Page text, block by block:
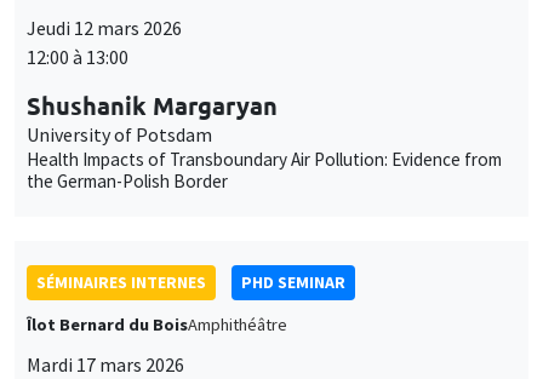
Jeudi 12 mars 2026
12:00 à 13:00
Shushanik Margaryan
University of Potsdam
Health Impacts of Transboundary Air Pollution: Evidence from
the German-Polish Border
SÉMINAIRES INTERNES
PHD SEMINAR
Îlot Bernard du BoisAmphithéâtre
Mardi 17 mars 2026